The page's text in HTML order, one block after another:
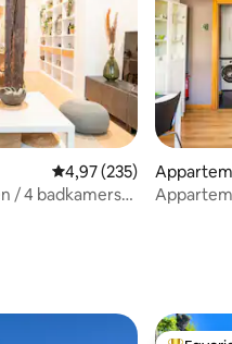
Gemiddelde
4,97 (235)
/ 4 badkamers